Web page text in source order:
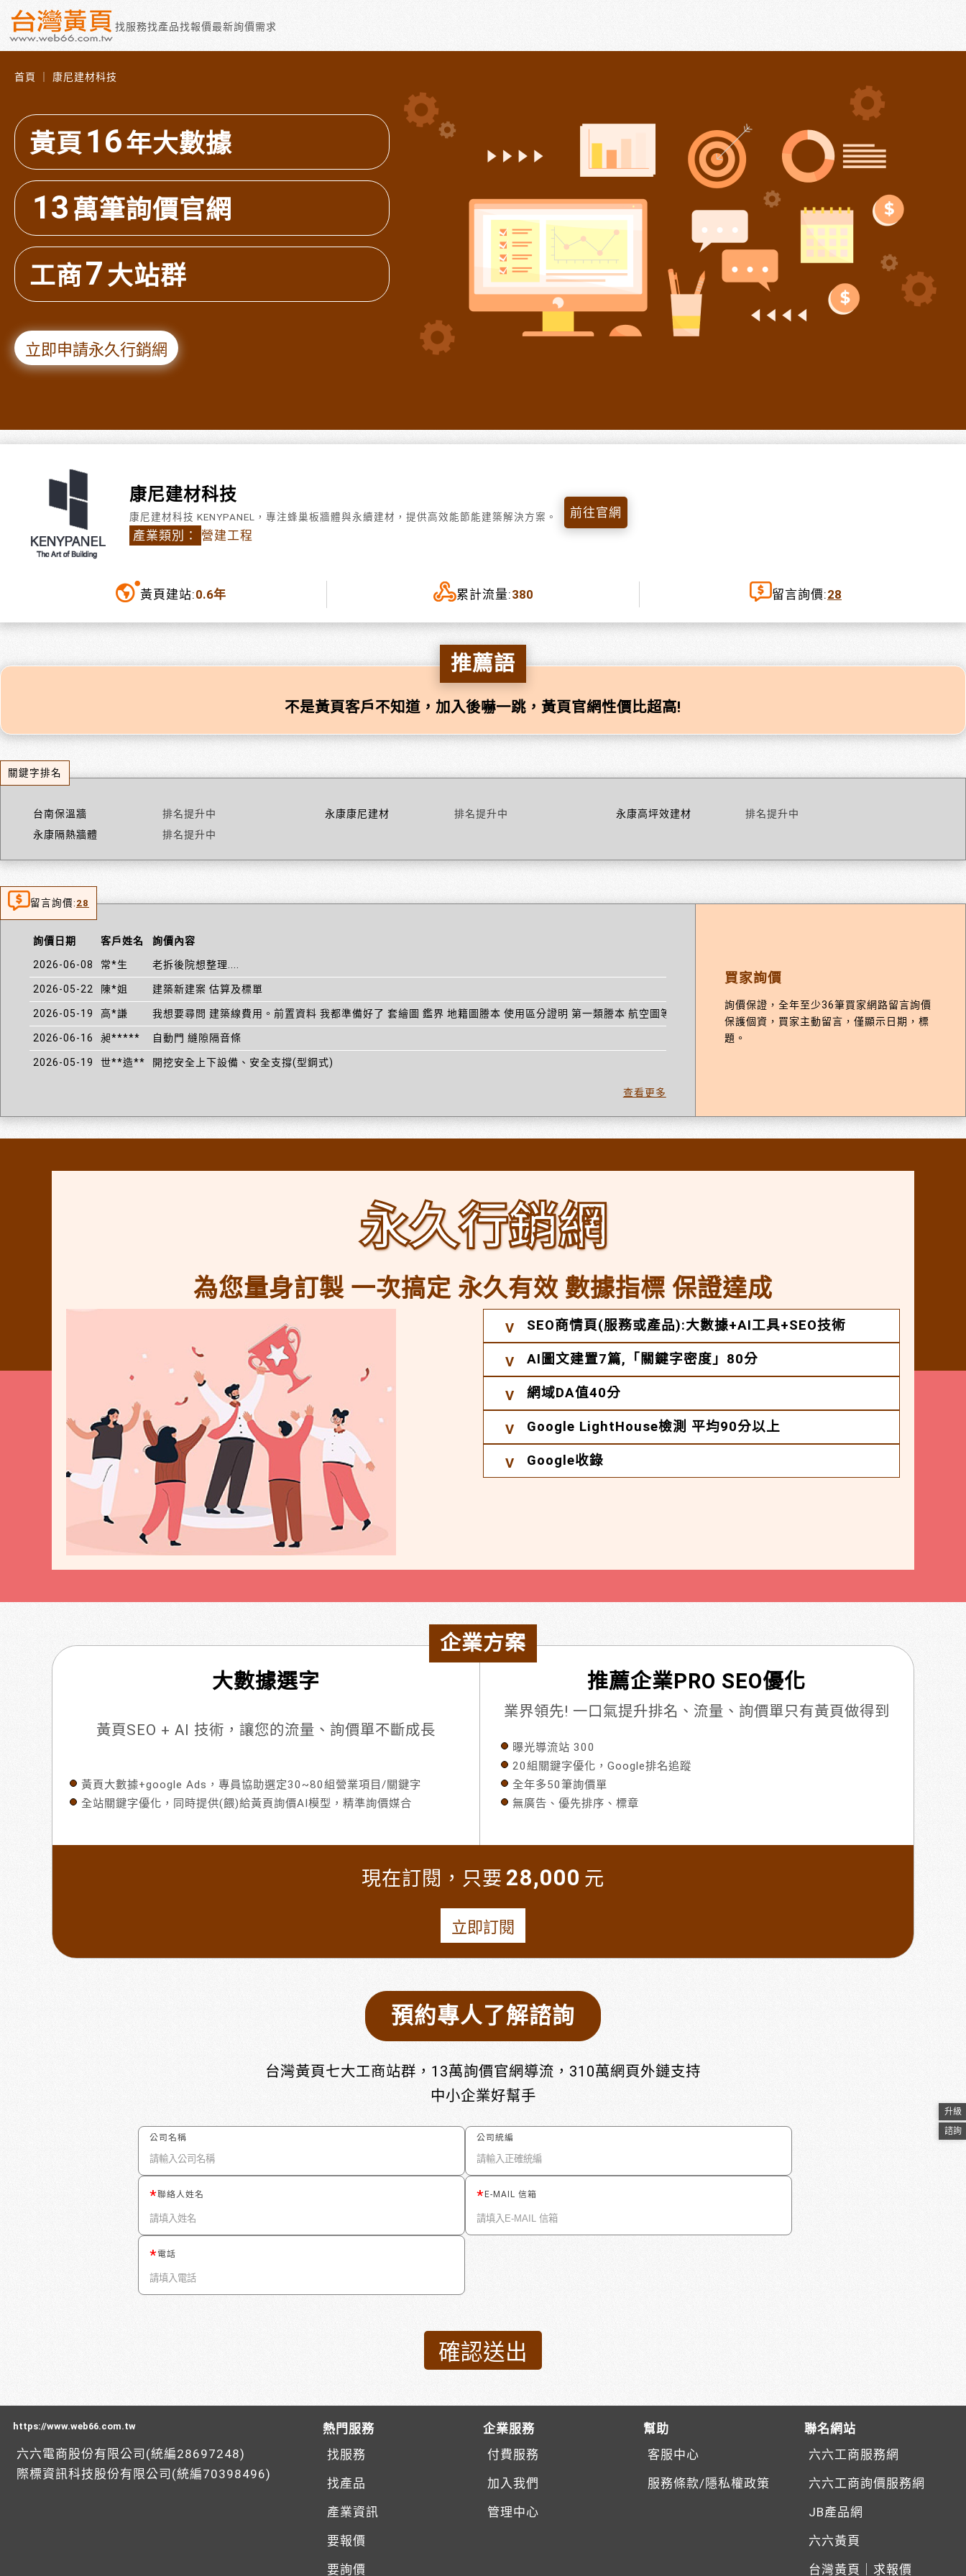
找服務找產品找報價最新詢價需求
首頁 ｜ 康尼建材科技
黃頁 16年大數據
13 萬筆詢價官網
工商7大站群
立即申請永久行銷網
康尼建材科技
康尼建材科技 KENYPANEL，專注蜂巢板牆體與永續建材，提供高效能節能建築解決方案。
產業類別： 營建工程
前往官網
黃頁建站:0.6年 累計流量:380 留言詢價:28
推薦語
不是黃頁客戶不知道，加入後嚇一跳，黃頁官網性價比超高!
關鍵字排名
台南保溫牆 排名提升中 永康康尼建材 排名提升中 永康高坪效建材
排名提升中
永康隔熱牆體
排名提升中
留言詢價:28
詢價日期 客戶姓名 詢價內容
2026-06-08 常*生 老拆後院想整理....
2026-05-22 陳*姐 建築新建案 估算及標單
2026-05-19 高*謙 我想要尋問 建築線費用。前置資料 我都準備好了 套繪圖 鑑界 地籍圖謄本 使用區分證明 第一類謄本 航空圖等資料 我自己都申請好了
2026-06-16 昶***** 自動門 縫隙隔音條
2026-05-19 世**造** 開挖安全上下設備、安全支撐(型鋼式)
查看更多
買家詢價
詢價保證，全年至少36筆買家網路留言詢價
保護個資，買家主動留言，僅顯示日期，標
題。
永久行銷網
為您量身訂製 一次搞定 永久有效 數據指標 保證達成
SEO商情頁(服務或產品):大數據+AI工具+SEO技術
AI圖文建置7篇,「關鍵字密度」80分
網域DA值40分
Google LightHouse檢測 平均90分以上
Google收錄
企業方案
大數據選字
黃頁SEO + AI 技術，讓您的流量、詢價單不斷成長
黃頁大數據+google Ads，專員協助選定30~80組營業項目/關鍵字
全站關鍵字優化，同時提供(餵)給黃頁詢價AI模型，精準詢價媒合
推薦企業PRO SEO優化
業界領先! 一口氣提升排名、流量、詢價單只有黃頁做得到
曝光導流站 300
20組關鍵字優化，Google排名追蹤
全年多50筆詢價單
無廣告、優先排序、標章
現在訂閱，只要 28,000 元
立即訂閱
預約專人了解諮詢
台灣黃頁七大工商站群，13萬詢價官網導流，310萬網頁外鏈支持
中小企業好幫手
公司名稱 公司統編
聯絡人姓名 E-MAIL 信箱
電話
https://www.web66.com.tw
六六電商股份有限公司(統編28697248)
際標資訊科技股份有限公司(統編70398496)
熱門服務
找服務
找產品
產業資訊
要報價
要詢價
企業服務
付費服務
加入我們
管理中心
幫助
客服中心
服務條款/隱私權政策
聯名網站
六六工商服務網
六六工商詢價服務網
JB產品網
六六黃頁
台灣黃頁｜求報價
升級
諮詢